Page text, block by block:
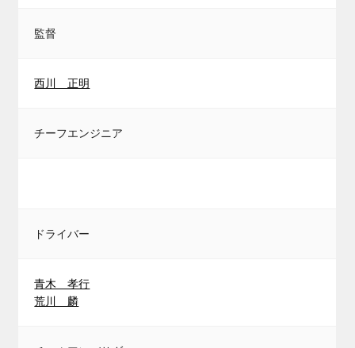
監督
西川 正明
チーフエンジニア
ドライバー
青木 孝行
荒川 麟